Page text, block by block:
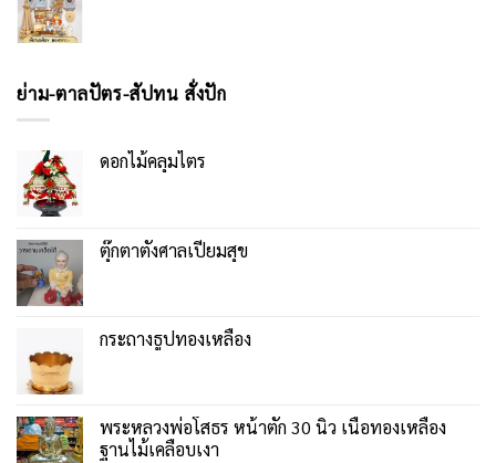
ย่าม-ตาลปัตร-สัปทน สั่งปัก
ดอกไม้คลุมไตร
ตุ๊กตาตั้งศาลเปี่ยมสุข
กระถางธูปทองเหลือง
พระหลวงพ่อโสธร หน้าตัก 30 นิ้ว เนื้อทองเหลือง
ฐานไม้เคลือบเงา